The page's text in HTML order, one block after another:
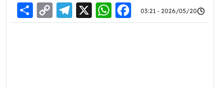
2026/05/20 - 03:21
Facebook
WhatsApp
X
Link